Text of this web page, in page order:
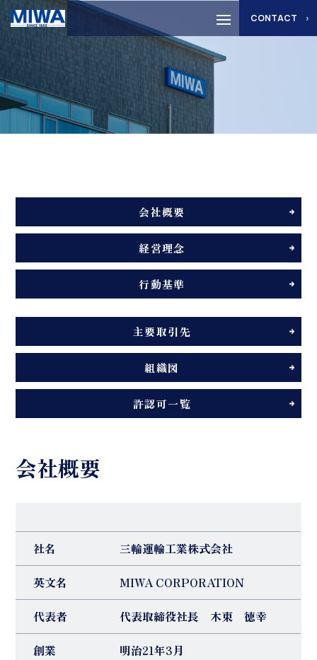
CONTACT
会社概要
経営理念
行動基準
主要取引先
組織図
許認可一覧
会社概要
社名
三輪運輸工業株式会社
英文名
MIWA CORPORATION
代表者
代表取締役社長 木東 徳幸
創業
明治21年3月